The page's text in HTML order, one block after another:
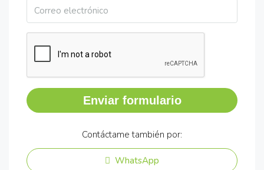
Enviar formulario
Contáctame también por:
WhatsApp